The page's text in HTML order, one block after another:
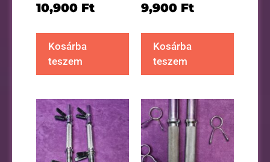
10,900 Ft
Kosárba
teszem
9,900 Ft
Kosárba
teszem